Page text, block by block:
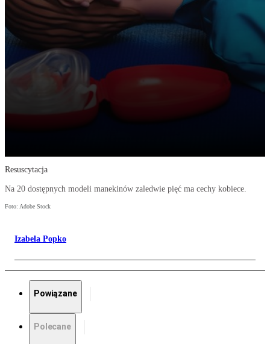
Resuscytacja
Na 20 dostępnych modeli manekinów zaledwie pięć ma cechy kobiece.
Foto: Adobe Stock
Izabela Popko
Powiązane
Polecane